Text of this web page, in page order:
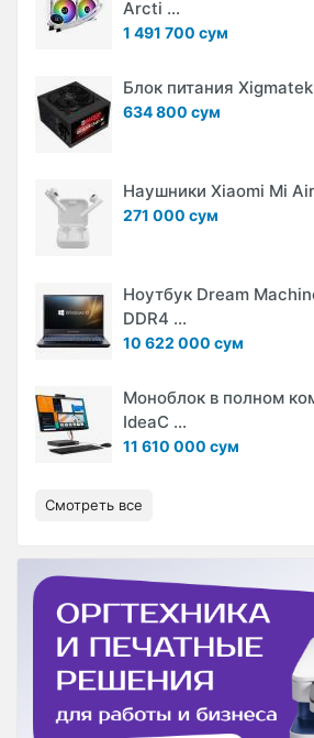
Arcti ...
1 491 700 сум
Блок питания
634 800 сум
Наушники Xiaomi Mi
271 000 сум
Ноутбук Dream
DDR4 ...
10 622 000 сум
Моноблок в полном
IdeaC ...
11 610 000 сум
Смотреть все